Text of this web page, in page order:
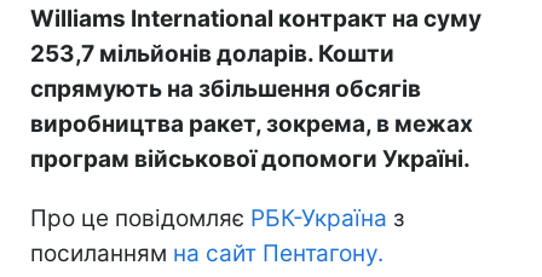
Williams International контракт на суму
253,7 мільйонів доларів. Кошти
спрямують на збільшення обсягів
виробництва ракет, зокрема, в межах
програм військової допомоги Україні.
Про це повідомляє РБК-Україна з
посиланням на сайт Пентагону.